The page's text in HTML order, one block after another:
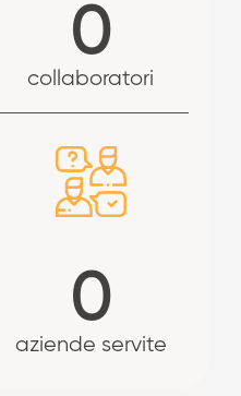
collaboratori
0
aziende servite
0